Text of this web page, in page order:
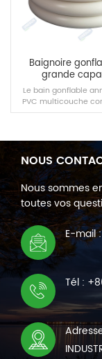
Baignoire
grande
Le bain gonflable
PVC multicouche
scènes
gonflable, qui peut
LIRE LA SUITE
NOUS
Nous sommes
toutes vos
E-mail
Tél :